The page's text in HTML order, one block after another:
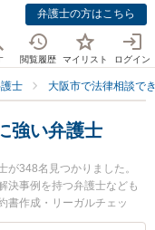
弁護士の方はこちら
閲覧履歴 マイリスト ログイン
士 大阪市で法律相談で
強い弁護士
が348名見つかりました。
決事例を持つ弁護士なども
書作成・リーガルチェッ
絞り込み検索もでき便利で